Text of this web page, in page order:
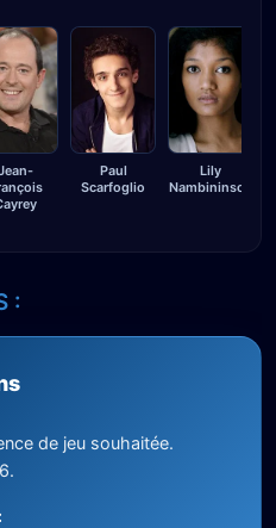
Paul
Scarfoglio
Lily
Nambininsoa
:
de jeu souhaitée.